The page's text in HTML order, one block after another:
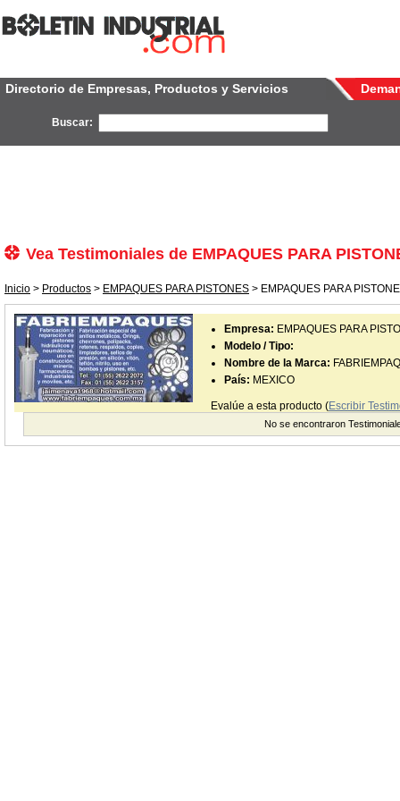
Directorio de Empresas, Productos y Servicios
Buscar:
Vea Testimoniales de EMPAQUES PARA
Inicio > Productos > EMPAQUES PARA PISTONES > EMPAQUES PARA
Empresa: EMPAQUES PARA
Modelo / Tipo:
Nombre de la Marca:
País: MEXICO
Evalúe a esta producto (Escribir
No se encontraron